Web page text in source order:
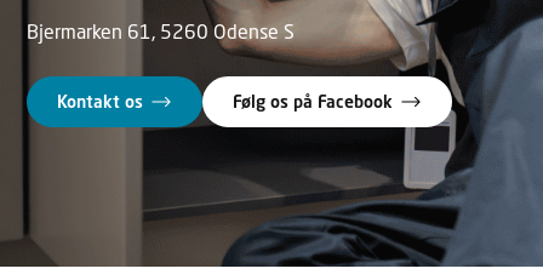
Bjermarken 61, 5260 Odense S
Kontakt os Følg os på Facebook